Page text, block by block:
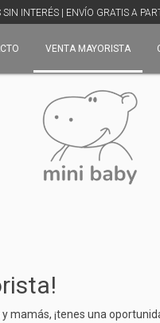
SIN INTERÉS | ENVÍO GRATIS A
VENTA MAYORISTA
¡tenes una